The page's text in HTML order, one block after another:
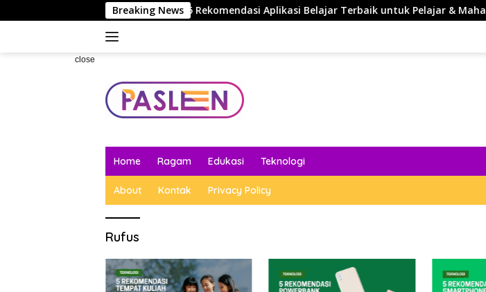
to
Breaking News
Lebih Efisien Saja 5 Rekomendasi Aplikasi Belajar Terbaik untuk Pelajar & Mahasiswa
close
Home Ragam Edukasi Teknologi
About Kontak Privacy Policy
Rufus